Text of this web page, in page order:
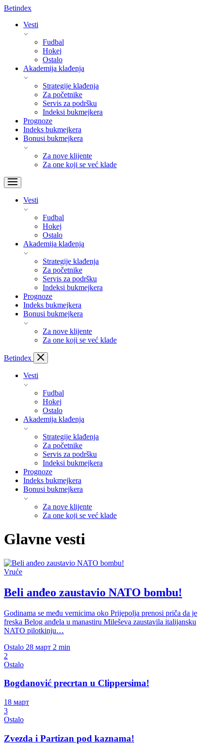
Betindex
Vesti
Fudbal
Hokej
Ostalo
Akademija klađenja
Strategije klađenja
Za početnike
Servis za podršku
Indeksi bukmejkera
Prognoze
Indeks bukmejkera
Bonusi bukmejkera
Za nove klijente
Za one koji se već klade
Vesti
Fudbal
Hokej
Ostalo
Akademija klađenja
Strategije klađenja
Za početnike
Servis za podršku
Indeksi bukmejkera
Prognoze
Indeks bukmejkera
Bonusi bukmejkera
Za nove klijente
Za one koji se već klade
Betindex
Vesti
Fudbal
Hokej
Ostalo
Akademija klađenja
Strategije klađenja
Za početnike
Servis za podršku
Indeksi bukmejkera
Prognoze
Indeks bukmejkera
Bonusi bukmejkera
Za nove klijente
Za one koji se već klade
Glavne vesti
Vruće
Beli anđeo zaustavio NATO bombu!
Godinama se među vernicima oko Prijepolja prenosi priča da je
freska Belog anđela u manastiru Mileševa zaustavila italijansku
NATO pilotkinju…
Ostalo 28 март 2 min
2
Ostalo
Bogdanović precrtan u Clippersima!
18 март
3
Ostalo
Zvezda i Partizan pod kaznama!